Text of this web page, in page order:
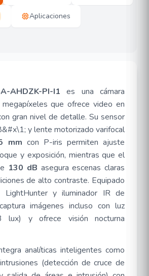
Aplicaciones
AHDZK-PI-I1 es una cámara
que ofrece video en
gran nivel de detalle. Su sensor
y lente motorizado varifocal
mm con P-iris permiten ajuste
y exposición, mientras que el
130 dB asegura escenas claras
de alto contraste. Equipado
LightHunter y iluminador IR de
imágenes incluso con luz
lux) y ofrece visión nocturna
analíticas inteligentes como
(detección de cruce de